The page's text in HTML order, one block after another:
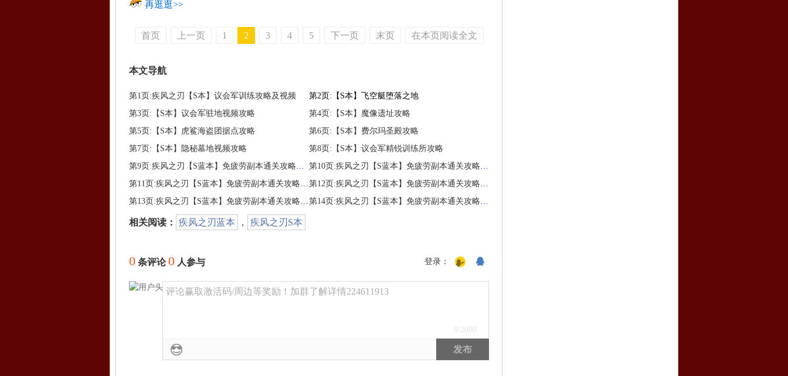
再逛逛>>
首页 上一页 1 2 3 4 5 下一页 末页 在本页阅读全文
本文导航
第1页:疾风之刃【S本】议会军训练攻略及视频
第3页:【S本】议会军驻地视频攻略
第5页:【S本】虎鲨海盗团据点攻略
第7页:【S本】隐秘墓地视频攻略
第9页:疾风之刃【S蓝本】免疲劳副本通关攻略合辑
第11页:疾风之刃【S蓝本】免疲劳副本通关攻略合辑
第13页:疾风之刃【S蓝本】免疲劳副本通关攻略合辑
第2页:【S本】飞空艇堕落之地
第4页:【S本】魔像遗址攻略
第6页:【S本】费尔玛圣殿攻略
第8页:【S本】议会军精锐训练所攻略
第10页:疾风之刃【S蓝本】免疲劳副本通关攻略合辑
第12页:疾风之刃【S蓝本】免疲劳副本通关攻略合辑
第14页:疾风之刃【S蓝本】免疲劳副本通关攻略合辑
相关阅读： 疾风之刃蓝本 ， 疾风之刃S本
0 条评论0 人参与 登录：
评论赢取激活码/周边等奖励！加群了解详情224611913
0 /2000
发布